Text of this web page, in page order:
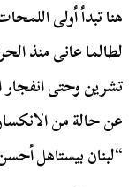
هنا تبدأ أولى
لطالما عانى منذ
تشرين وحتى انفجار
عن حالة من الانكسار
“لبنان بيستاهل